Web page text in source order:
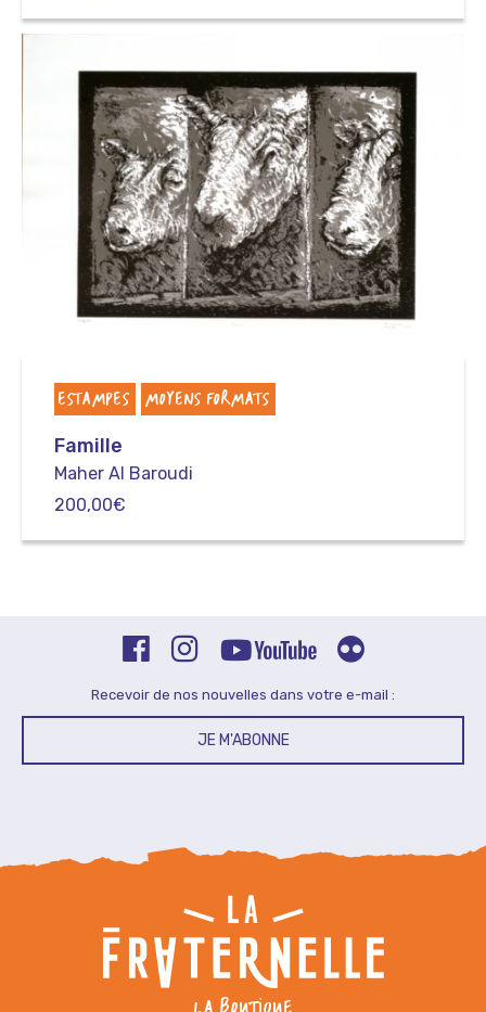
ESTAMPES MOYENS FORMATS
Famille
Maher Al Baroudi
200,00€
Recevoir de nos nouvelles dans votre e-mail :
JE M'ABONNE